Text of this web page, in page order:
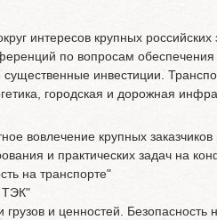
интересов крупных
по вопросам обеспечения
инвестиции.
городская и дорожная
вовлечение крупных
и практических задач на
на транспорте"
ТЭК"
грузов и ценностей.